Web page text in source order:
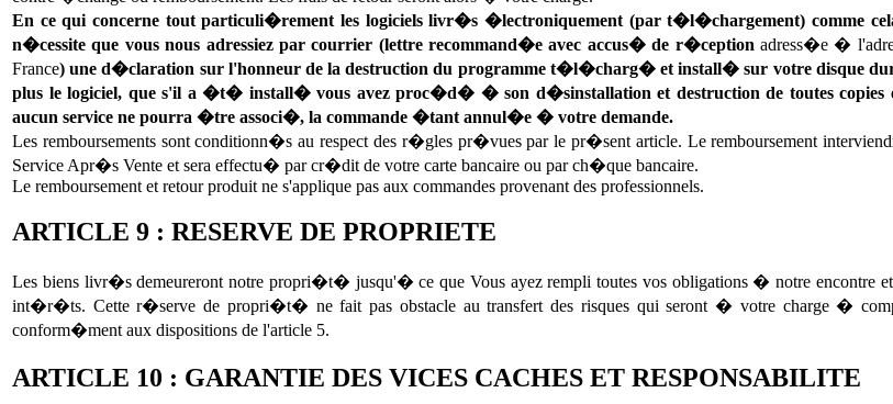
En ce qui concerne tout particuli�rement les logiciels livr�s �lectroniquement (par t�l�chargement) comme
n�cessite que vous nous adressiez par courrier (lettre recommand�e avec accus� de r�ception adress�e �
France) une d�claration sur l'honneur de la destruction du programme t�l�charg� et install� sur votre disque
plus le logiciel, que s'il a �t� install� vous avez proc�d� � son d�sinstallation et destruction de toutes
aucun service ne pourra �tre associ�, la commande �tant annul�e � votre demande.
Les remboursements sont conditionn�s au respect des r�gles pr�vues par le pr�sent article. Le remboursement
Service Apr�s Vente et sera effectu� par cr�dit de votre carte bancaire ou par ch�que bancaire.
Le remboursement et retour produit ne s'applique pas aux commandes provenant des professionnels.
ARTICLE 9 : RESERVE DE PROPRIETE
Les biens livr�s demeureront notre propri�t� jusqu'� ce que Vous ayez rempli toutes vos obligations � notre
int�r�ts. Cette r�serve de propri�t� ne fait pas obstacle au transfert des risques qui seront � votre charge �
conform�ment aux dispositions de l'article 5.
ARTICLE 10 : GARANTIE DES VICES CACHES ET RESPONSABILITE